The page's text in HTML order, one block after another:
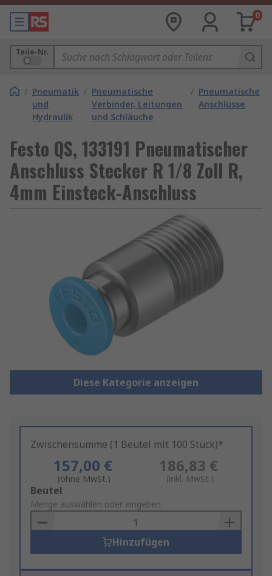
0
Teile-Nr.
/ Pneumatik
und
Hydraulik
/ Pneumatische
Verbinder, Leitungen
und Schläuche
/ Pneumatische
Anschlüsse
Festo QS, 133191 Pneumatischer
Anschluss Stecker R 1/8 Zoll R,
4mm Einsteck-Anschluss
Diese Kategorie anzeigen
Zwischensumme (1 Beutel mit 100 Stück)*
157,00 €
(ohne MwSt.)
186,83 €
(inkl. MwSt.)
Add
to
Basket
Beutel
Menge auswählen oder eingeben
Hinzufügen